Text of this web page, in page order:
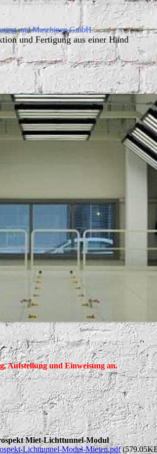
und Maschinen GmbH
und Fertigung aus einer Hand
Aufstellung und Einweisung an.
Miet-Lichttunnel-Modul
Lichttunnel-Modul-Mieten.pdf